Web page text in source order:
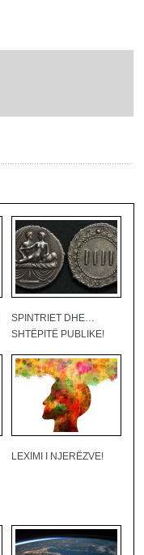
SPINTRIET DHE…
SHTËPITË PUBLIKE!
LEXIMI I NJERËZVE!